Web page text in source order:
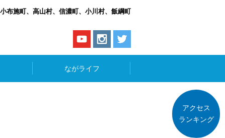
布施町、高山村、信濃町、小川村、飯綱町
ながライフ
アクセス
ランキング